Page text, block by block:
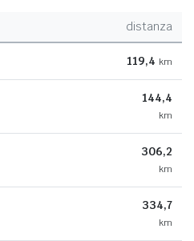
distanza
119,4 km
144,4
km
306,2
km
334,7
km